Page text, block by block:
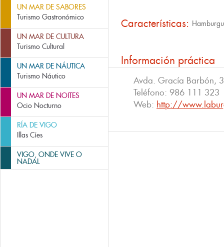
UN MAR DE SABORES
Turismo Gastronómico
UN MAR DE CULTURA
Turismo Cultural
UN MAR DE NÁUTICA
Turismo Náutico
UN MAR DE NOITES
Ocio Nocturno
RÍA DE VIGO
Illas Cíes
VIGO, ONDE VIVE O
NADAL
Características:
Información práctica
Avda. Gracía Barbón,
Teléfono: 986 111 323
Web: http://